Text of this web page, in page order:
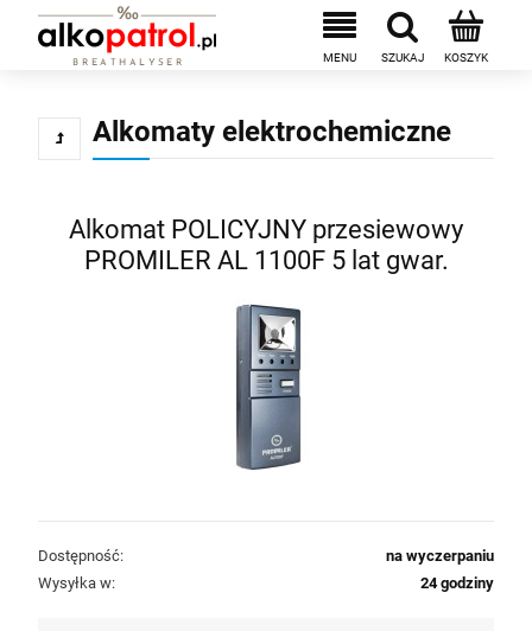
Alkomaty elektrochemiczne
Alkomat POLICYJNY przesiewowy
PROMILER AL 1100F 5 lat gwar.
Dostępność:
na wyczerpaniu
Wysyłka w:
24 godziny